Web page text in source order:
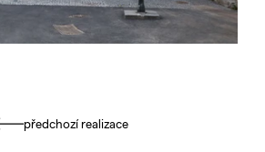
předchozí realizace